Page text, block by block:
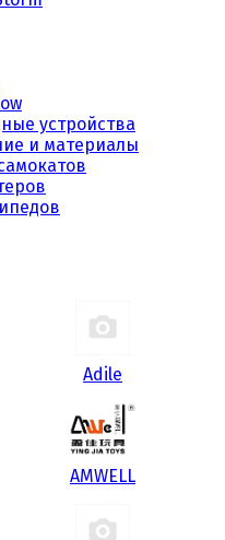
устройства
и материалы
Adile
AMWELL